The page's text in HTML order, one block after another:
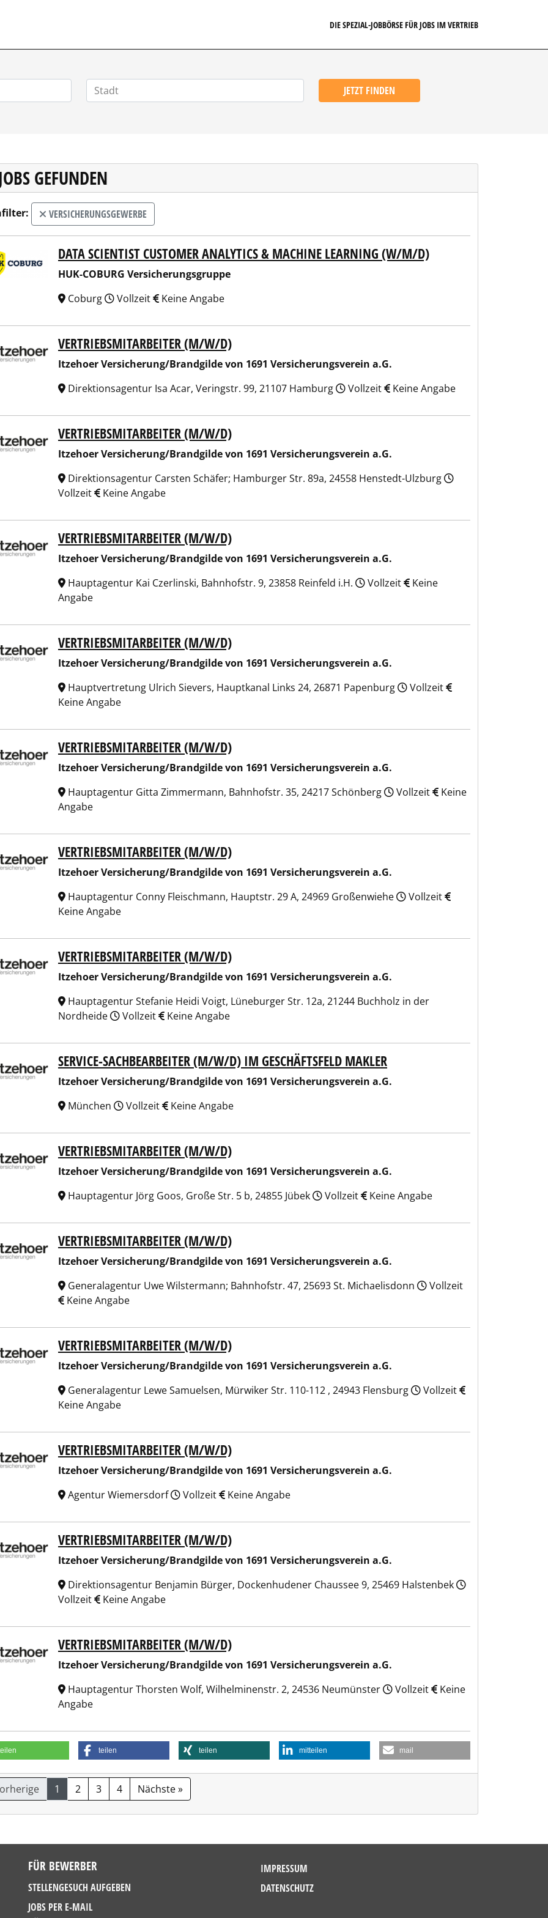
DIE SPEZIAL-JOBBÖRSE FÜR JOBS IM VERTRIEB
JETZT FINDEN
GEFUNDEN
VERSICHERUNGSGEWERBE
COBURG Versicherungsgruppe
DATA SCIENTIST CUSTOMER ANALYTICS & MACHINE LEARNING (W/M/D)
HUK-COBURG Versicherungsgruppe
Coburg
Vollzeit Keine Angabe
Versicherung/Brandgilde von 1691 Versicherungsverein a.G.
VERTRIEBSMITARBEITER (M/W/D)
Itzehoer Versicherung/Brandgilde von 1691 Versicherungsverein a.G.
Direktionsagentur Isa Acar, Veringstr. 99, 21107 Hamburg
Vollzeit Keine Angabe
Versicherung/Brandgilde von 1691 Versicherungsverein a.G.
VERTRIEBSMITARBEITER (M/W/D)
Itzehoer Versicherung/Brandgilde von 1691 Versicherungsverein a.G.
Direktionsagentur Carsten Schäfer; Hamburger Str. 89a, 24558 Henstedt-Ulzburg
Vollzeit
Keine Angabe
Versicherung/Brandgilde von 1691 Versicherungsverein a.G.
VERTRIEBSMITARBEITER (M/W/D)
Itzehoer Versicherung/Brandgilde von 1691 Versicherungsverein a.G.
Hauptagentur Kai Czerlinski, Bahnhofstr. 9, 23858 Reinfeld i.H.
Vollzeit
Keine
Angabe
Versicherung/Brandgilde von 1691 Versicherungsverein a.G.
VERTRIEBSMITARBEITER (M/W/D)
Itzehoer Versicherung/Brandgilde von 1691 Versicherungsverein a.G.
Hauptvertretung Ulrich Sievers, Hauptkanal Links 24, 26871 Papenburg
Vollzeit
Keine Angabe
Versicherung/Brandgilde von 1691 Versicherungsverein a.G.
VERTRIEBSMITARBEITER (M/W/D)
Itzehoer Versicherung/Brandgilde von 1691 Versicherungsverein a.G.
Hauptagentur Gitta Zimmermann, Bahnhofstr. 35, 24217 Schönberg
Vollzeit
Keine
Angabe
Versicherung/Brandgilde von 1691 Versicherungsverein a.G.
VERTRIEBSMITARBEITER (M/W/D)
Itzehoer Versicherung/Brandgilde von 1691 Versicherungsverein a.G.
Hauptagentur Conny Fleischmann, Hauptstr. 29 A, 24969 Großenwiehe
Vollzeit
Keine Angabe
Versicherung/Brandgilde von 1691 Versicherungsverein a.G.
VERTRIEBSMITARBEITER (M/W/D)
Itzehoer Versicherung/Brandgilde von 1691 Versicherungsverein a.G.
Hauptagentur Stefanie Heidi Voigt, Lüneburger Str. 12a, 21244 Buchholz in der
Nordheide
Vollzeit Keine Angabe
Versicherung/Brandgilde von 1691 Versicherungsverein a.G.
SERVICE-SACHBEARBEITER (M/W/D) IM GESCHÄFTSFELD MAKLER
Itzehoer Versicherung/Brandgilde von 1691 Versicherungsverein a.G.
München
Vollzeit Keine Angabe
Versicherung/Brandgilde von 1691 Versicherungsverein a.G.
VERTRIEBSMITARBEITER (M/W/D)
Itzehoer Versicherung/Brandgilde von 1691 Versicherungsverein a.G.
Hauptagentur Jörg Goos, Große Str. 5 b, 24855 Jübek
Vollzeit Keine Angabe
Versicherung/Brandgilde von 1691 Versicherungsverein a.G.
VERTRIEBSMITARBEITER (M/W/D)
Itzehoer Versicherung/Brandgilde von 1691 Versicherungsverein a.G.
Generalagentur Uwe Wilstermann; Bahnhofstr. 47, 25693 St. Michaelisdonn
Vollzeit
Keine Angabe
Versicherung/Brandgilde von 1691 Versicherungsverein a.G.
VERTRIEBSMITARBEITER (M/W/D)
Itzehoer Versicherung/Brandgilde von 1691 Versicherungsverein a.G.
Generalagentur Lewe Samuelsen, Mürwiker Str. 110-112 , 24943 Flensburg
Vollzeit
Keine Angabe
Versicherung/Brandgilde von 1691 Versicherungsverein a.G.
VERTRIEBSMITARBEITER (M/W/D)
Itzehoer Versicherung/Brandgilde von 1691 Versicherungsverein a.G.
Agentur Wiemersdorf
Vollzeit Keine Angabe
Versicherung/Brandgilde von 1691 Versicherungsverein a.G.
VERTRIEBSMITARBEITER (M/W/D)
Itzehoer Versicherung/Brandgilde von 1691 Versicherungsverein a.G.
Direktionsagentur Benjamin Bürger, Dockenhudener Chaussee 9, 25469 Halstenbek
Vollzeit
Keine Angabe
Versicherung/Brandgilde von 1691 Versicherungsverein a.G.
VERTRIEBSMITARBEITER (M/W/D)
Itzehoer Versicherung/Brandgilde von 1691 Versicherungsverein a.G.
Hauptagentur Thorsten Wolf, Wilhelminenstr. 2, 24536 Neumünster
Vollzeit
Keine
Angabe
teilen teilen mitteilen mail
1 2 3 4 Nächste »
FÜR BEWERBER
STELLENGESUCH AUFGEBEN
JOBS PER E-MAIL
IMPRESSUM
DATENSCHUTZ